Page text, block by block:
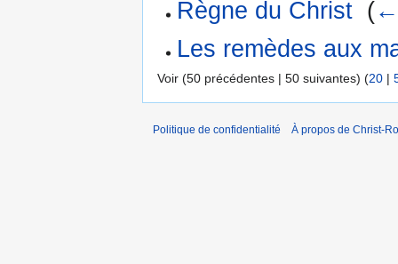
Règne du Christ (
Les remèdes aux
Voir (50 précédentes | 50 suivantes) (20 |
Politique de confidentialité À propos de Christ-